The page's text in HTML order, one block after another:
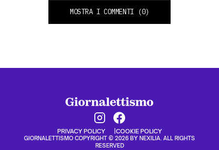
MOSTRA I COMMENTI (0)
PRIVACY POLICY COOKIE POLICY
GIORNALETTISMO COPYRIGHT © 2026 BY NEXILIA. ALL RIGHTS
RESERVED